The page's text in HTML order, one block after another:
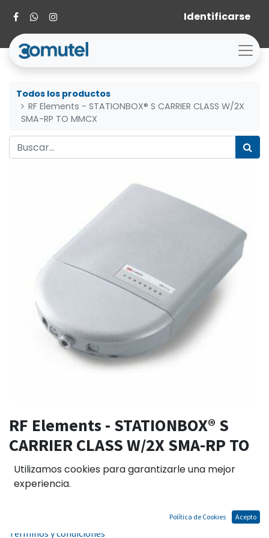
Identificarse
Todos los productos
RF Elements - STATIONBOX® S CARRIER CLASS W/2X
SMA-RP TO MMCX
RF Elements - STATIONBOX® S
CARRIER CLASS W/2X SMA-RP TO
MMCX
Términos y condiciones
Utilizamos cookies para garantizarle una mejor
experiencia.
Política de Cookies Acepto